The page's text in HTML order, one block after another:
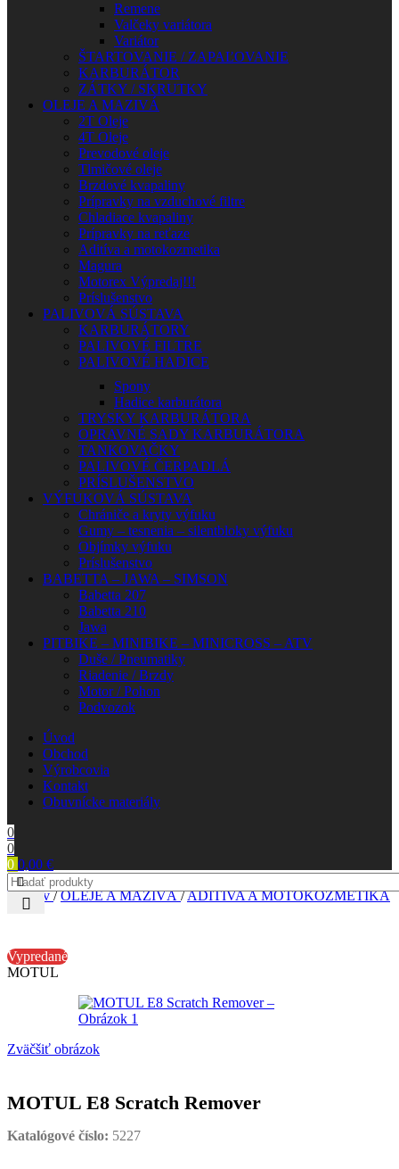
Remene
Valčeky variátora
Variátor
ŠTARTOVANIE / ZAPAĽOVANIE
KARBURÁTOR
ZÁTKY / SKRUTKY
OLEJE A MAZIVÁ
2T Oleje
4T Oleje
Prevodové oleje
Tlmičové oleje
Brzdové kvapaliny
Prípravky na vzduchové filtre
Chladiace kvapaliny
Prípravky na reťaze
Aditíva a motokozmetika
Magura
Motorex Výpredaj!!!
Príslušenstvo
PALIVOVÁ SÚSTAVA
KARBURÁTORY
PALIVOVÉ FILTRE
PALIVOVÉ HADICE
Spony
Hadice karburátora
TRYSKY KARBURÁTORA
OPRAVNÉ SADY KARBURÁTORA
TANKOVAČKY
PALIVOVÉ ČERPADLÁ
PRÍSLUŠENSTVO
VÝFUKOVÁ SÚSTAVA
Chrániče a kryty výfuku
Gumy – tesnenia – silentbloky výfuku
Objímky výfuku
Príslušenstvo
BABETTA – JAWA – SIMSON
Babetta 207
Babetta 210
Jawa
PITBIKE – MINIBIKE – MINICROSS – ATV
Duše / Pneumatiky
Riadenie / Brzdy
Motor / Pohon
Podvozok
Úvod
Obchod
Výrobcovia
Kontakt
Obuvnícke materiály
0
0
0 0,00 €
Domov/ OLEJE A MAZIVÁ/ADITÍVA A MOTOKOZMETIKA
Vypredané
MOTUL
Zväčšiť obrázok
MOTUL E8 Scratch Remover
Katalógové číslo: 5227